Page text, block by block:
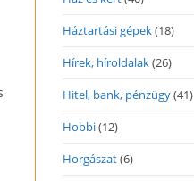
Háztartási gépek(18)
Hírek, híroldalak(26)
Hitel, bank, pénzügy(41)
Hobbi(12)
Horgászat(6)